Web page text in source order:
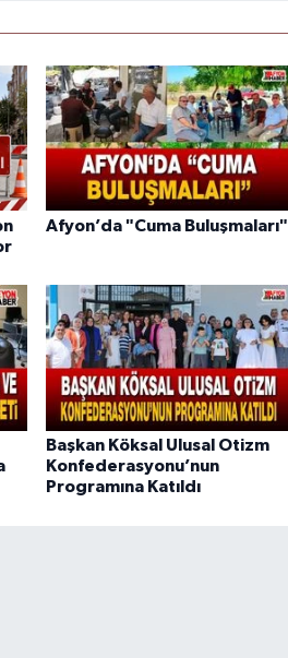
Afyon’da "Cuma Buluşmaları"
Başkan Köksal Ulusal Otizm
Konfederasyonu’nun
Programına Katıldı